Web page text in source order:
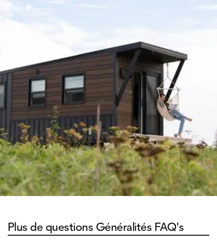
Plus de questions Généralités FAQ's